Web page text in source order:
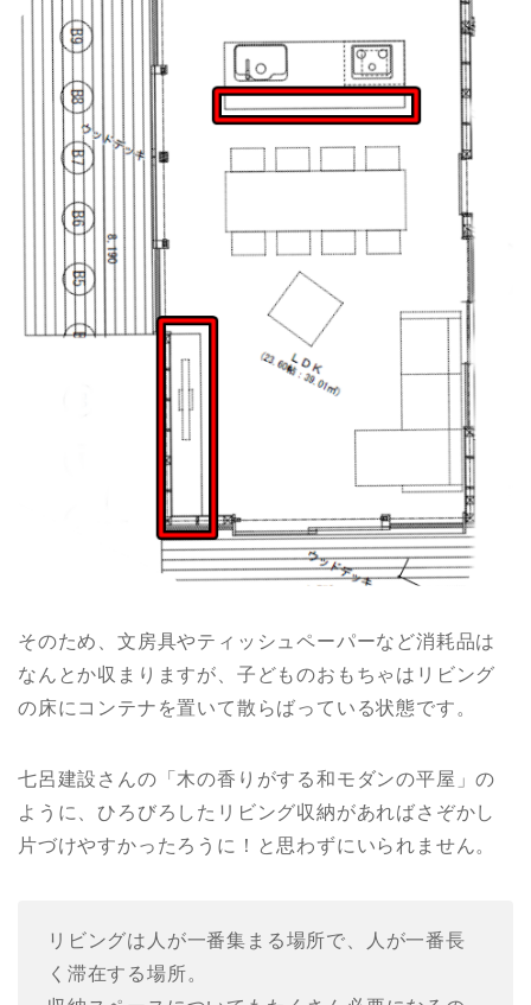
そのため、文房具やティッシュペーパーなど消耗品は
なんとか収まりますが、子どものおもちゃはリビング
の床にコンテナを置いて散らばっている状態です。
七呂建設さんの「木の香りがする和モダンの平屋」の
ように、ひろびろしたリビング収納があればさぞかし
片づけやすかったろうに！と思わずにいられません。
リビングは人が一番集まる場所で、人が一番長
く滞在する場所。